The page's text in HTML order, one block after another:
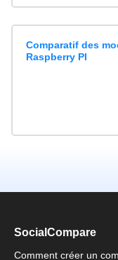
Comparatif des
Raspberry PI
SocialCompare
Comment créer un